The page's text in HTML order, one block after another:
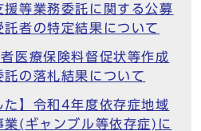
援等業務委託に関する公募
者の特定結果について
医療保険料督促状等作成
の落札結果について
た】令和4年度依存症地域
業(ギャンブル等依存症)に